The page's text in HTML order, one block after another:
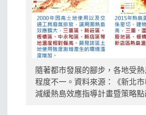
隨著都市發展的腳步，各地受
程度不一。資料來源：《新北
減緩熱島效應指導計畫暨策略點